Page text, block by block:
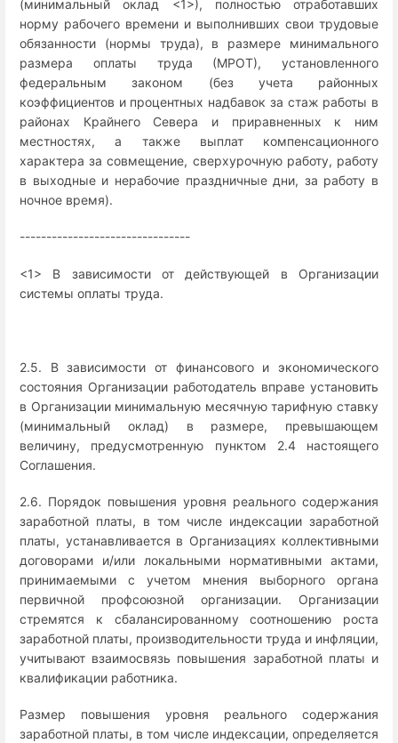
(минимальный оклад <1>), полностью отработавших
норму рабочего времени и выполнивших свои трудовые
обязанности (нормы труда), в размере минимального
размера оплаты труда (МРОТ), установленного
федеральным законом (без учета районных
коэффициентов и процентных надбавок за стаж работы в
районах Крайнего Севера и приравненных к ним
местностях, а также выплат компенсационного
характера за совмещение, сверхурочную работу, работу
в выходные и нерабочие праздничные дни, за работу в
ночное время).
--------------------------------
<1> В зависимости от действующей в Организации
системы оплаты труда.
2.5. В зависимости от финансового и экономического
состояния Организации работодатель вправе установить
в Организации минимальную месячную тарифную ставку
(минимальный оклад) в размере, превышающем
величину, предусмотренную пунктом 2.4 настоящего
Соглашения.
2.6. Порядок повышения уровня реального содержания
заработной платы, в том числе индексации заработной
платы, устанавливается в Организациях коллективными
договорами и/или локальными нормативными актами,
принимаемыми с учетом мнения выборного органа
первичной профсоюзной организации. Организации
стремятся к сбалансированному соотношению роста
заработной платы, производительности труда и инфляции,
учитывают взаимосвязь повышения заработной платы и
квалификации работника.
Размер повышения уровня реального содержания
заработной платы, в том числе индексации, определяется